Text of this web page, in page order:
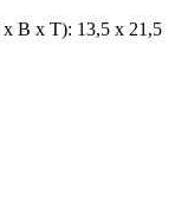
x B x T): 13,5 x 21,5